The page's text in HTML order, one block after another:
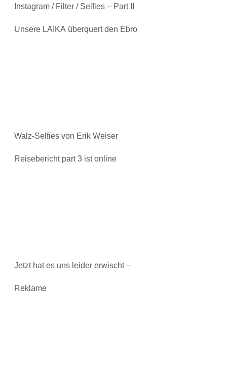
Instagram / Filter / Selfies – Part II
Unsere LAIKA überquert den Ebro
Walz-Selfies von Erik Weiser
Reisebericht part 3 ist online
Jetzt hat es uns leider erwischt –
Reklame